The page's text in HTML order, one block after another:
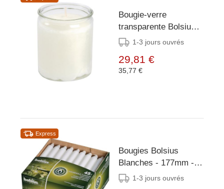
Bougie-verre
transparente Bolsius
Starlight (lot de 8)
1-3 jours ouvrés
29,81 €
35,77 €
Express
Bougies Bolsius
Blanches - 177mm -
45 Pièces
1-3 jours ouvrés